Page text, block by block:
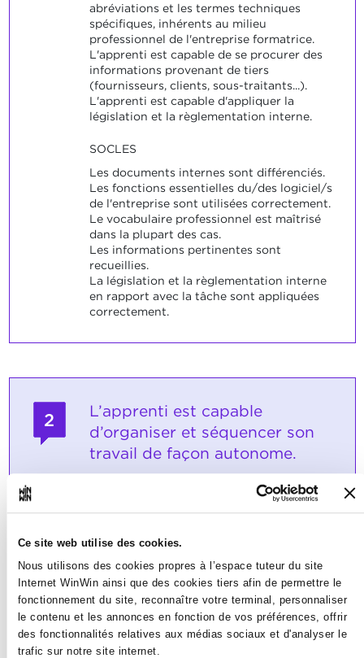
Ce site web utilise des cookies.
Nous utilisons des cookies propres à l’espace tuteur du site
Internet WinWin ainsi que des cookies tiers afin de permettre le
fonctionnement du site, reconnaître votre terminal, personnaliser
le contenu et les annonces en fonction de vos préférences, offrir
des fonctionnalités relatives aux médias sociaux et d'analyser le
trafic sur notre site internet.
abréviations et les termes techniques
spécifiques, inhérents au milieu
professionnel de l'entreprise formatrice.
L'apprenti est capable de se procurer des
informations provenant de tiers
(fournisseurs, clients, sous-traitants...).
L'apprenti est capable d'appliquer la
législation et la règlementation interne.
SOCLES
Les documents internes sont différenciés.
Les fonctions essentielles du/des logiciel/s
de l'entreprise sont utilisées correctement.
Le vocabulaire professionnel est maîtrisé
dans la plupart des cas.
Les informations pertinentes sont
recueillies.
La législation et la règlementation interne
en rapport avec la tâche sont appliquées
correctement.
2
L’apprenti est capable
d’organiser et séquencer son
travail de façon autonome.
INDICATEURS
L'apprenti est capable de • séquencer son
travail • se procurer les informations
nécessaires à l'accomplissement de sa
tâche • estimer le temps de travail
nécessaire